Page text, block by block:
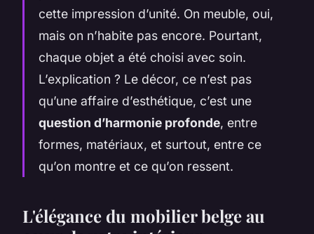
cette impression d’unité. On meuble, oui,
mais on n’habite pas encore. Pourtant,
chaque objet a été choisi avec soin.
L’explication ? Le décor, ce n’est pas
qu’une affaire d’esthétique, c’est une
question d’harmonie profonde, entre
formes, matériaux, et surtout, entre ce
qu’on montre et ce qu’on ressent.
L'élégance du mobilier belge au